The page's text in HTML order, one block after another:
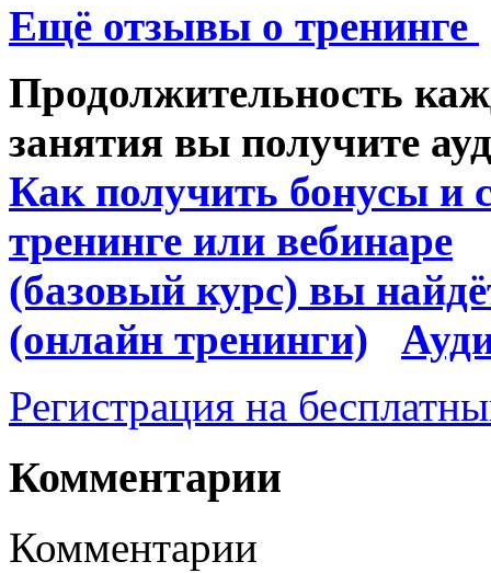
Ещё отзывы о тренинге
Продолжительность
занятия вы получите
Как получить бонусы и
тренинге или вебинаре
(базовый курс) вы
(онлайн тренинги)
Регистрация на
Комментарии
Комментарии